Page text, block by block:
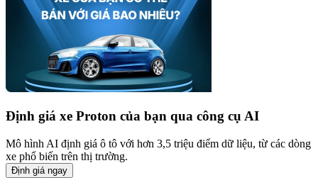
Định giá xe Proton của bạn qua công cụ AI
Mô hình AI định giá ô tô với hơn 3,5 triệu điểm dữ liệu, từ các dòng
xe phổ biến trên thị trường.
Định giá ngay